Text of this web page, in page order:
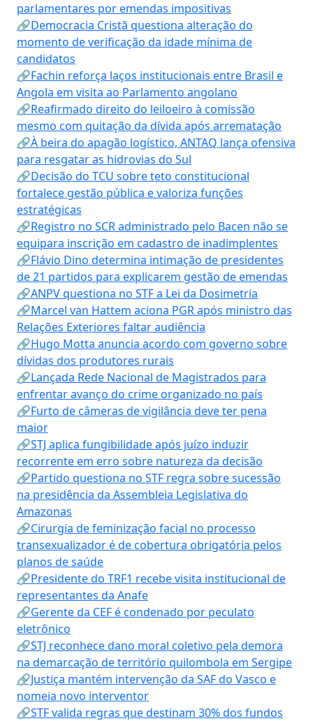
parlamentares por emendas impositivas
🔗Democracia Cristã questiona alteração do
momento de verificação da idade mínima de
candidatos
🔗Fachin reforça laços institucionais entre Brasil e
Angola em visita ao Parlamento angolano
🔗Reafirmado direito do leiloeiro à comissão
mesmo com quitação da dívida após arrematação
🔗À beira do apagão logístico, ANTAQ lança ofensiva
para resgatar as hidrovias do Sul
🔗Decisão do TCU sobre teto constitucional
fortalece gestão pública e valoriza funções
estratégicas
🔗Registro no SCR administrado pelo Bacen não se
equipara inscrição em cadastro de inadimplentes
🔗Flávio Dino determina intimação de presidentes
de 21 partidos para explicarem gestão de emendas
🔗ANPV questiona no STF a Lei da Dosimetria
🔗Marcel van Hattem aciona PGR após ministro das
Relações Exteriores faltar audiência
🔗Hugo Motta anuncia acordo com governo sobre
dívidas dos produtores rurais
🔗Lançada Rede Nacional de Magistrados para
enfrentar avanço do crime organizado no país
🔗Furto de câmeras de vigilância deve ter pena
maior
🔗STJ aplica fungibilidade após juízo induzir
recorrente em erro sobre natureza da decisão
🔗Partido questiona no STF regra sobre sucessão
na presidência da Assembleia Legislativa do
Amazonas
🔗Cirurgia de feminização facial no processo
transexualizador é de cobertura obrigatória pelos
planos de saúde
🔗Presidente do TRF1 recebe visita institucional de
representantes da Anafe
🔗Gerente da CEF é condenado por peculato
eletrônico
🔗STJ reconhece dano moral coletivo pela demora
na demarcação de território quilombola em Sergipe
🔗Justiça mantém intervenção da SAF do Vasco e
nomeia novo interventor
🔗STF valida regras que destinam 30% dos fundos